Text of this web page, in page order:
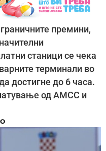
премини,
станици се чека
терминали во
достигне до 6 часа.
од АМСС и